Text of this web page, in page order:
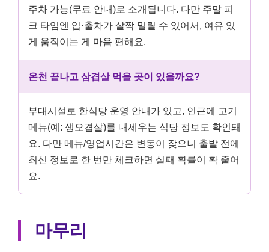
주차 가능(무료 안내)로 소개됩니다. 다만 주말 피
크 타임엔 입·출차가 살짝 밀릴 수 있어서, 여유 있
게 움직이는 게 마음 편해요.
온천 끝나고 삼겹살 먹을 곳이 있을까요?
부대시설로 한식당 운영 안내가 있고, 인근에 고기
메뉴(예: 생오겹살)를 내세우는 식당 정보도 확인돼
요. 다만 메뉴/영업시간은 변동이 잦으니 출발 전에
최신 정보로 한 번만 체크하면 실패 확률이 확 줄어
요.
마무리